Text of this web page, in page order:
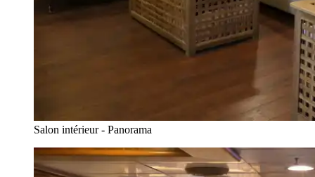
Salon intérieur - Panorama